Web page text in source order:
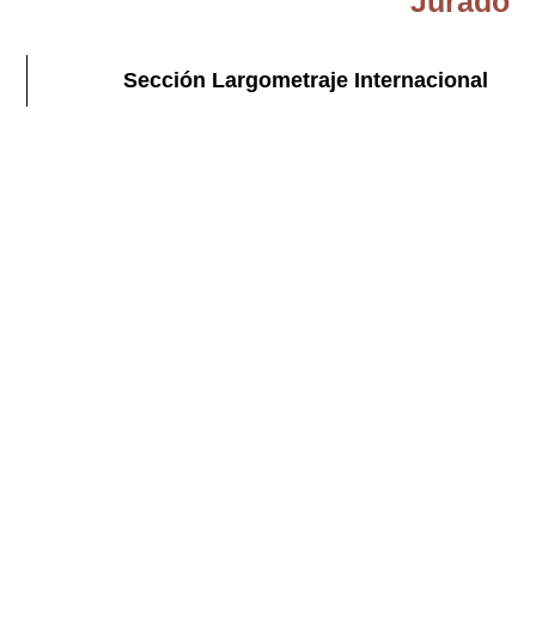
Sección Largometraje Internacional